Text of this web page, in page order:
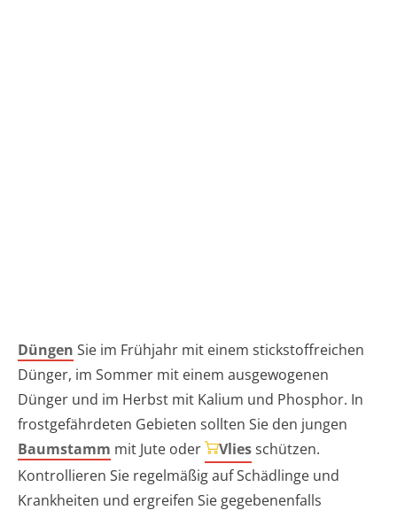
Düngen Sie im Frühjahr mit einem stickstoffreichen
Dünger, im Sommer mit einem ausgewogenen
Dünger und im Herbst mit Kalium und Phosphor. In
frostgefährdeten Gebieten sollten Sie den jungen
Baumstamm mit Jute oder Vliesschützen.
Kontrollieren Sie regelmäßig auf Schädlinge und
Krankheiten und ergreifen Sie gegebenenfalls